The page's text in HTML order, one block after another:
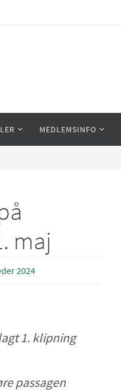
MEDLEMSINFO
maj
2024
1. klipning
passagen